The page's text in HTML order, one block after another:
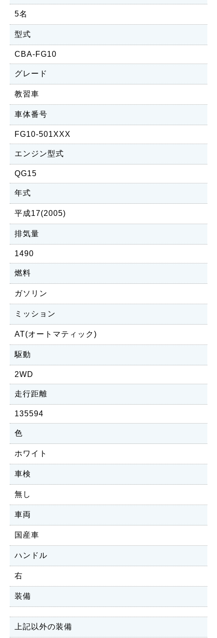
5名
型式
CBA-FG10
グレード
教習車
車体番号
FG10-501XXX
エンジン型式
QG15
年式
平成17(2005)
排気量
1490
燃料
ガソリン
ミッション
AT(オートマティック)
駆動
2WD
走行距離
135594
色
ホワイト
車検
無し
車両
国産車
ハンドル
右
装備
上記以外の装備